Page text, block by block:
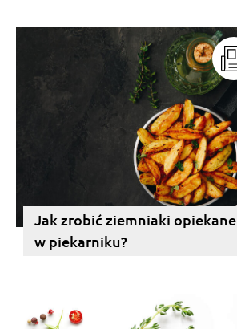
Jak zrobić ziemniaki opiekane
w piekarniku?